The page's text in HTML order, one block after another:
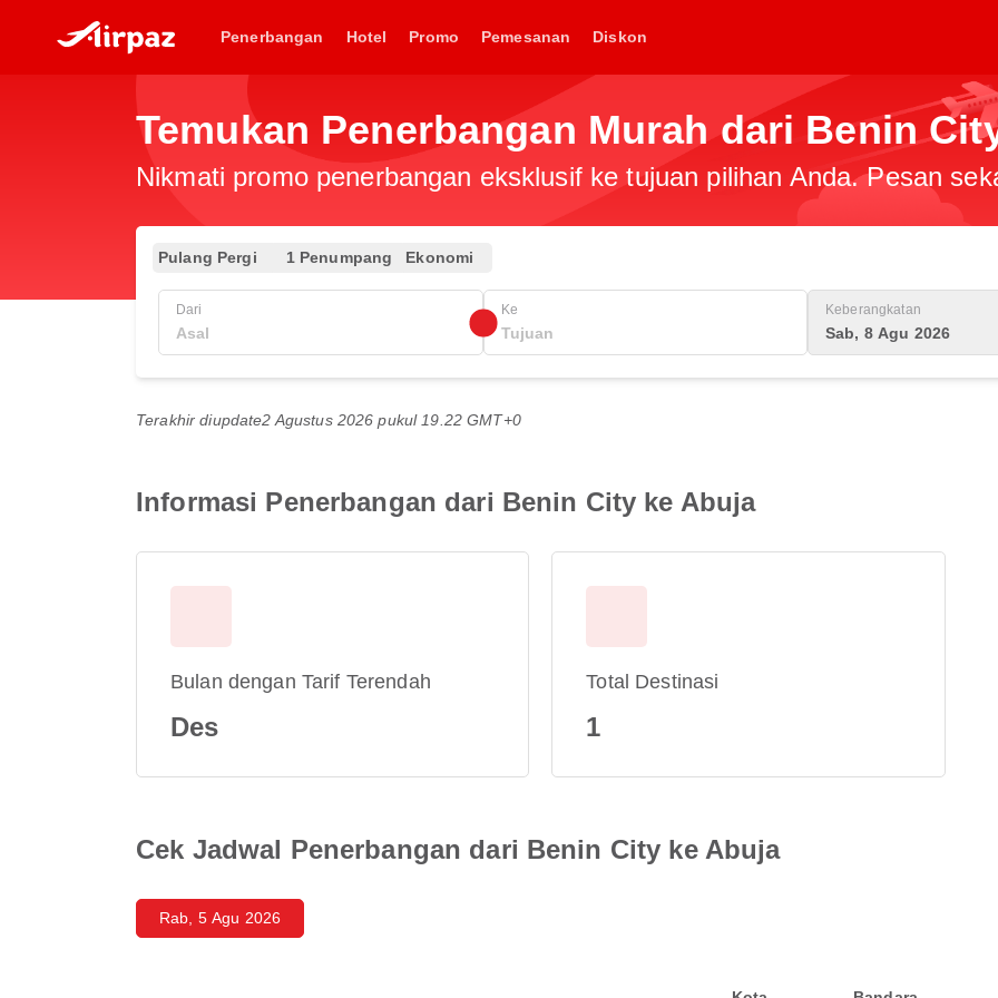
Penerbangan Hotel Promo Pemesanan Diskon
Temukan Penerbangan Murah dari Benin
Nikmati promo penerbangan eksklusif ke tujuan pilihan Anda. Pesan
Pulang Pergi 1 Penumpang Ekonomi
Dari Ke Keberangkatan
Sab, 8 Agu 2026
Terakhir diupdate2 Agustus 2026 pukul 19.22 GMT+0
Informasi Penerbangan dari Benin City ke Abuja
Bulan dengan Tarif Terendah
Des
Total Destinasi
1
Cek Jadwal Penerbangan dari Benin City ke Abuja
Rab, 5 Agu 2026